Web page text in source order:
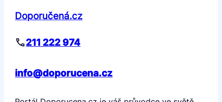
Doporučená.cz
211 222 974
info@doporucena.cz